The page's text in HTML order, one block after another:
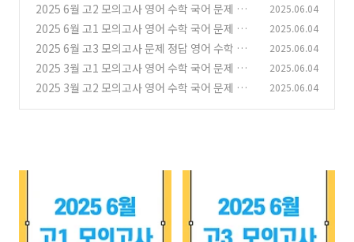
2025 6월 고2 모의고사 영어 수학 국어 문제 정
답 영어 듣기파일 성적표 배부일 (0)
2025.06.04
2025 6월 고1 모의고사 영어 수학 국어 문제 정
답 영어 듣기파일 성적표 배부일
(0)
2025.06.04
2025 6월 고3 모의고사 문제 정답 영어 수학 국
어 영어 듣기파일 듣기 대본 (0)
2025.06.04
2025 3월 고1 모의고사 영어 수학 국어 문제 정
답 영어 듣기파일 듣기대본
(0)
2025.06.04
2025 3월 고2 모의고사 영어 수학 국어 문제 정
2025.06.04